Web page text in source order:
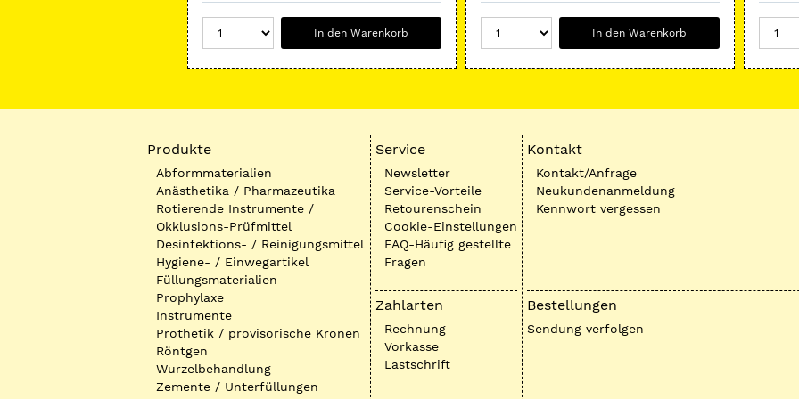
In den Warenkorb In den Warenkorb
Produkte
Abformmaterialien
Anästhetika / Pharmazeutika
Rotierende Instrumente /
Okklusions-Prüfmittel
Desinfektions- / Reinigungsmittel
Hygiene- / Einwegartikel
Füllungsmaterialien
Prophylaxe
Instrumente
Prothetik / provisorische Kronen
Röntgen
Wurzelbehandlung
Zemente / Unterfüllungen
Service
Newsletter
Service-Vorteile
Retourenschein
Cookie-Einstellungen
FAQ-Häufig gestellte
Fragen
Zahlarten
Rechnung
Vorkasse
Lastschrift
Kontakt
Kontakt/Anfrage
Neukundenanmeldung
Kennwort vergessen
Bestellungen
Sendung verfolgen